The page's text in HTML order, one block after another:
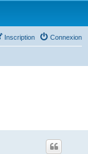
Connexion
Inscription